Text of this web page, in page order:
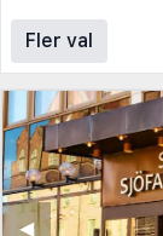
Fler val
◀︎